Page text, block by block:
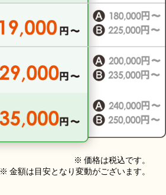
※ 価格は税込です。
※ 金額は目安となり変動がございます。